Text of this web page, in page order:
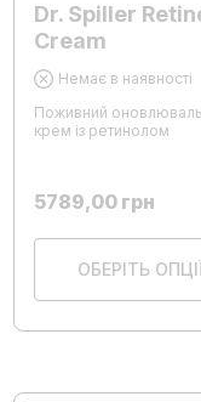
Dr. Spiller
Cream
Немає в наявності
Поживний
крем із ретинолом
5789,00 грн
ОБЕРІТЬ ОПЦІЇ